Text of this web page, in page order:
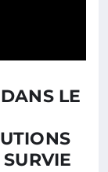
LE